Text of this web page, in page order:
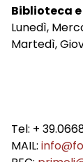
Biblioteca
Lunedì,
Martedì,
Tel: +
MAIL: